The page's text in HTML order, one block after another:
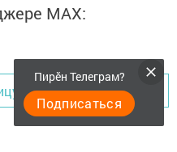
MАХ:
новости
Пирӗн Телеграм?
Подписаться